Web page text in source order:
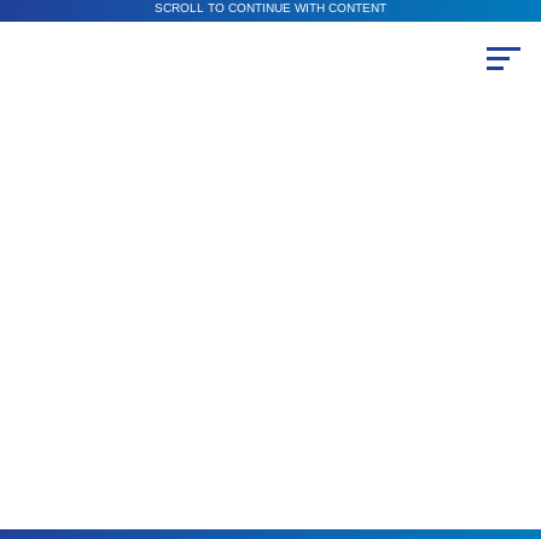
SCROLL TO CONTINUE WITH CONTENT